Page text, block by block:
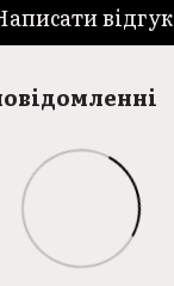
відгук